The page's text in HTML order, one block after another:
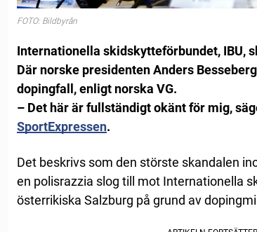
FOTO: Bildbyrån
Internationella skidskytteförbundet, IBU,
Där norske presidenten Anders
dopingfall, enligt norska VG.
– Det här är fullständigt okänt för mig,
SportExpressen.
Det beskrivs som den störste skandalen
en polisrazzia slog till mot Internationella
österrikiska Salzburg på grund av